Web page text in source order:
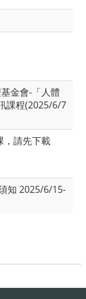
金會-「人體
課程(2025/6/7
，請先下載
知 2025/6/15-